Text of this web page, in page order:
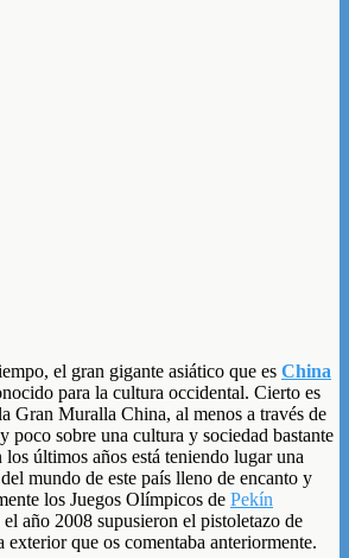
el gran gigante asiático que es China
para la cultura occidental. Cierto es
Gran Muralla China, al menos a través de
poco sobre una cultura y sociedad bastante
últimos años está teniendo lugar una
mundo de este país lleno de encanto y
los Juegos Olímpicos de Pekín
año 2008 supusieron el pistoletazo de
exterior que os comentaba anteriormente.